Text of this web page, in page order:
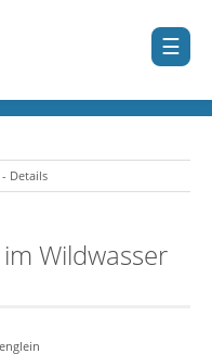
- Details
Wildwasser